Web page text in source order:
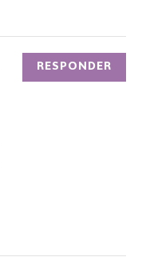
RESPONDER